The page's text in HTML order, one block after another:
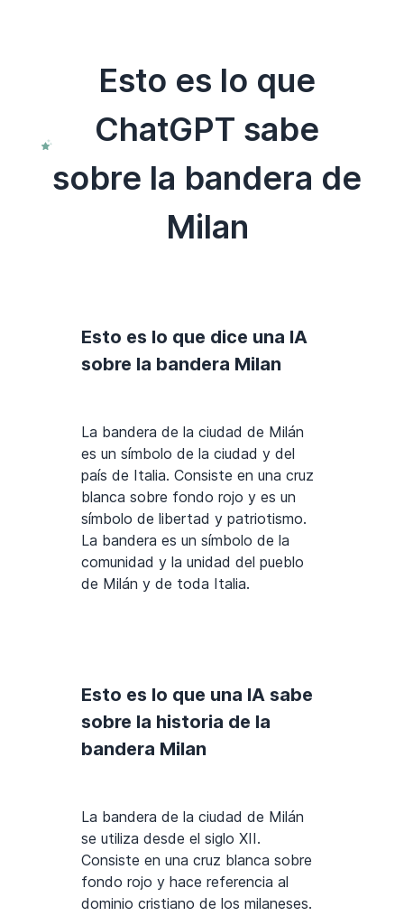
Esto es lo que
ChatGPT sabe
sobre la bandera de
Milan
Esto es lo que dice una IA
sobre la bandera Milan
La bandera de la ciudad de Milán
es un símbolo de la ciudad y del
país de Italia. Consiste en una cruz
blanca sobre fondo rojo y es un
símbolo de libertad y patriotismo.
La bandera es un símbolo de la
comunidad y la unidad del pueblo
de Milán y de toda Italia.
Esto es lo que una IA sabe
sobre la historia de la
bandera Milan
La bandera de la ciudad de Milán
se utiliza desde el siglo XII.
Consiste en una cruz blanca sobre
fondo rojo y hace referencia al
dominio cristiano de los milaneses.